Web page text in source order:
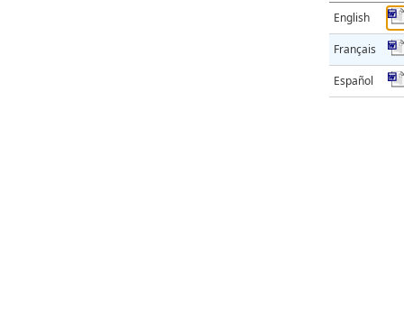
English
Français
Español